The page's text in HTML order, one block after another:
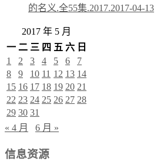
的名义.全55集.2017.2017-04-13
2017 年 5 月
一 二 三 四 五 六 日
1
2 3 4 5 6
7
8
9 10 11 12 13 14
15 16 17 18 19 20 21
22 23 24 25 26 27 28
29 30 31
« 4 月
6 月 »
信息资源